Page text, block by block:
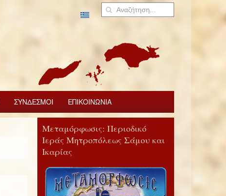
ΣΥΝΔΕΣΜΟΙ ΕΠΙΚΟΙΝΩΝΙΑ
Μεταμόρφωσις: Περιοδικό
Ιεράς Μητροπόλεως Σάμου και
Ικαρίας